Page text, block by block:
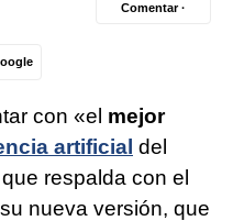
Comentar ·
con «el mejor
artificial del
respalda con el
nueva versión, que